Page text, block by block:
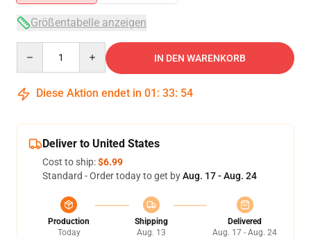
Größentabelle anzeigen
IN DEN WARENKORB
Diese Aktion endet in 01 : 33: 54
Deliver to United States
Cost to ship:$6.99
Standard - Order today to get byAug. 17 - Aug. 24
Production
Today
Shipping
Aug. 13
Delivered
Aug. 17 - Aug. 24